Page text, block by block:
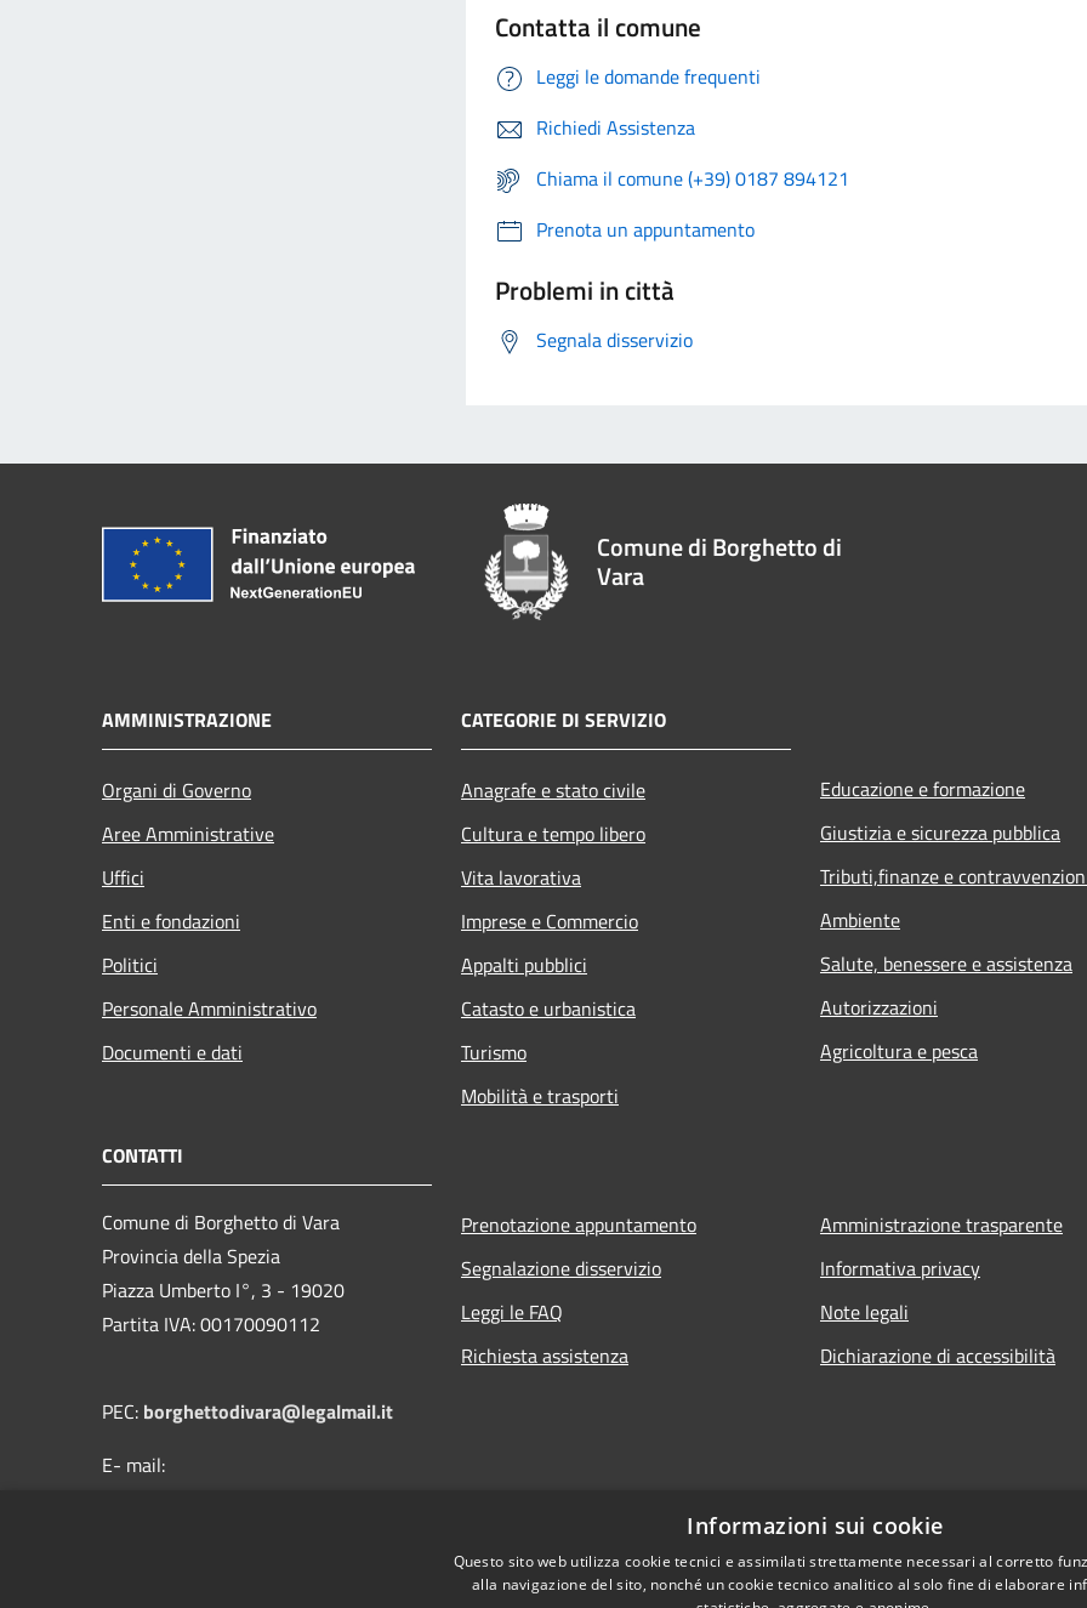
Contatta il comune
Leggi le domande frequenti
Richiedi Assistenza
Chiama il comune (+39) 0187 894121
Prenota un appuntamento
Problemi in città
Segnala disservizio
Comune di Borghetto di
Vara
AMMINISTRAZIONE
Organi di Governo
Aree Amministrative
Uffici
Enti e fondazioni
Politici
Personale Amministrativo
Documenti e dati
CATEGORIE DI SERVIZIO
Anagrafe e stato civile
Cultura e tempo libero
Vita lavorativa
Imprese e Commercio
Appalti pubblici
Catasto e urbanistica
Turismo
Mobilità e trasporti
Educazione e formazione
Giustizia e sicurezza pubblica
Tributi,finanze e
Ambiente
Salute, benessere e assistenza
Autorizzazioni
Agricoltura e pesca
CONTATTI
Comune di Borghetto di Vara
Provincia della Spezia
Piazza Umberto I°, 3 - 19020
Partita IVA: 00170090112
PEC: borghettodivara@legalmail.it
E- mail:
Prenotazione appuntamento
Segnalazione disservizio
Leggi le FAQ
Richiesta assistenza
Amministrazione trasparente
Informativa privacy
Note legali
Dichiarazione di accessibilità
Informazioni sui cookie
Questo sito web utilizza cookie tecnici e assimilati strettamente necessari al corretto
alla navigazione del sito, nonché un cookie tecnico analitico al solo fine di elaborare